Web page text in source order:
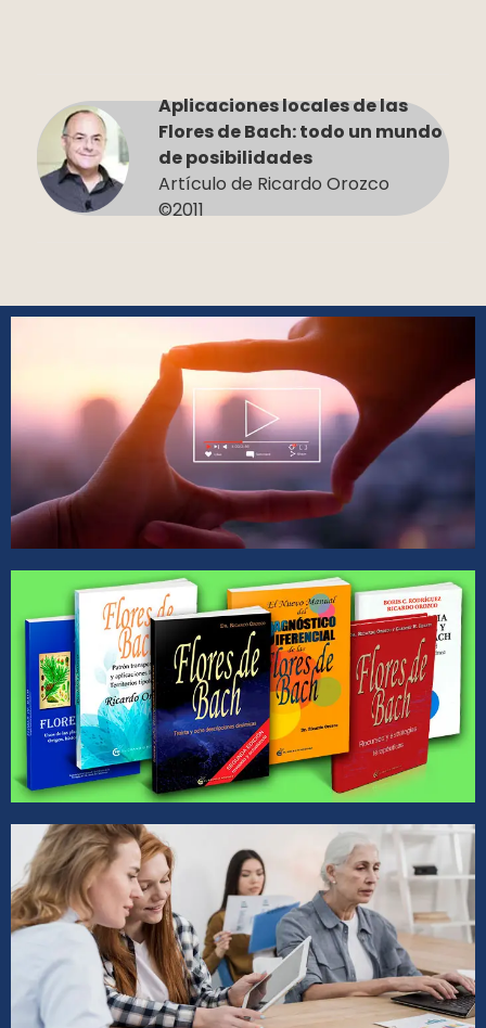
Aplicaciones locales de las
Flores de Bach: todo un mundo
de posibilidades
Artículo de Ricardo Orozco
©2011